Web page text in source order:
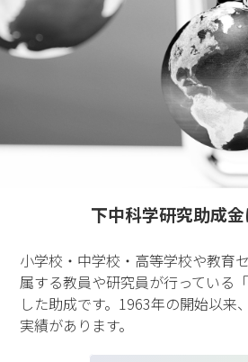
下中科学研究助成
小学校・中学校・高等学校や教育
属する教員や研究員が行っている
した助成です。1963年の開始以来
実績があります。